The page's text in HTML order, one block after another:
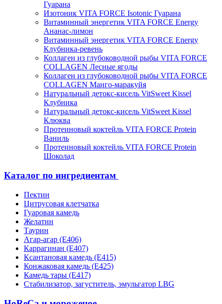
Гуарана
Изотоник VITA FORCE Isotonic Гуарана
Витаминный энергетик VITA FORCE Energy
Ананас-лимон
Витаминный энергетик VITA FORCE Energy
Клубника-ревень
Коллаген из глубоководной рыбы VITA FORCE
COLLAGEN Лесные ягоды
Коллаген из глубоководной рыбы VITA FORCE
COLLAGEN Манго-маракуйя
Натуральный детокс-кисель VitSweet Kissel
Клубника
Натуральный детокс-кисель VitSweet Kissel
Клюква
Протеиновый коктейль VITA FORCE Protein
Ваниль
Протеиновый коктейль VITA FORCE Protein
Шоколад
Каталог по ингредиентам
Пектин
Цитрусовая клетчатка
Гуаровая камедь
Желатин
Таурин
Агар-агар (Е406)
Каррагинан (Е407)
Ксантановая камедь (Е415)
Конжаковая камедь (Е425)
Камедь тары (Е417)
Стабилизатор, загуститель, эмульгатор LBG